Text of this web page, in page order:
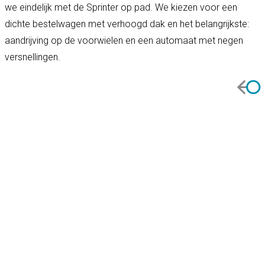
we eindelijk met de Sprinter op pad. We kiezen voor een
dichte bestelwagen met verhoogd dak en het belangrijkste:
aandrijving op de voorwielen en een automaat met negen
versnellingen.